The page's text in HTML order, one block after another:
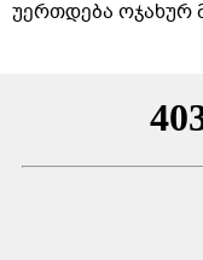
უერთდება ოჯახურ